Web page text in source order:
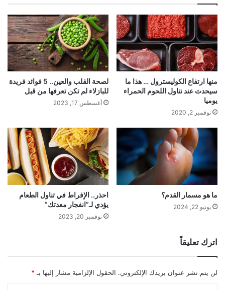
منها ارتفاع الكوليسترول … هذا ما
سيحدث عند تناول اللحوم الحمراء
يوميا
نوفمبر 2, 2020
لصحة القلب والعين.. 5 فوائد فريدة
للبازلاء لم تكن تعرفها من قبل
أغسطس 17, 2023
ما هو مسمار القدم؟
يونيو 22, 2024
احذر.. الإفراط في تناول الطعام
يؤدي لـ”انفجار معدتك”
نوفمبر 20, 2023
اترك تعليقاً
لن يتم نشر عنوان بريدك الإلكتروني. الحقول الإلزامية مشار إليها بـ *